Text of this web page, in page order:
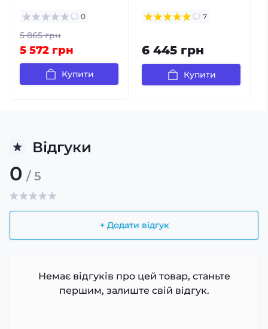
0
5 865 грн
5 572 грн
Купити
7
6 445 грн
Купити
Відгуки
0 / 5
+ Додати відгук
Немає відгуків про цей товар, станьте
першим, залиште свій відгук.